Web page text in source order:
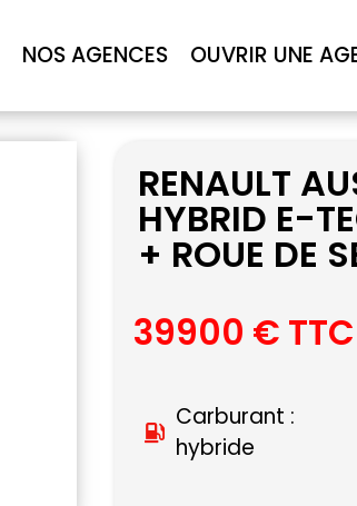
NOS AGENCES OUVRIR UNE
RENAULT
HYBRID E-
+ ROUE DE
39900 € TTC
Carburant :
hybride